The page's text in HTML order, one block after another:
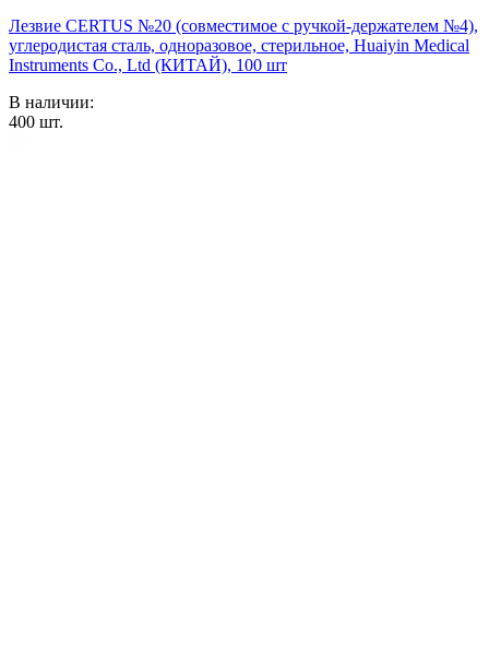
Лезвие CERTUS №20 (совместимое с ручкой-держателем №4),
углеродистая сталь, одноразовое, стерильное, Huaiyin Medical
Instruments Co., Ltd (КИТАЙ), 100 шт
В наличии:
400 шт.